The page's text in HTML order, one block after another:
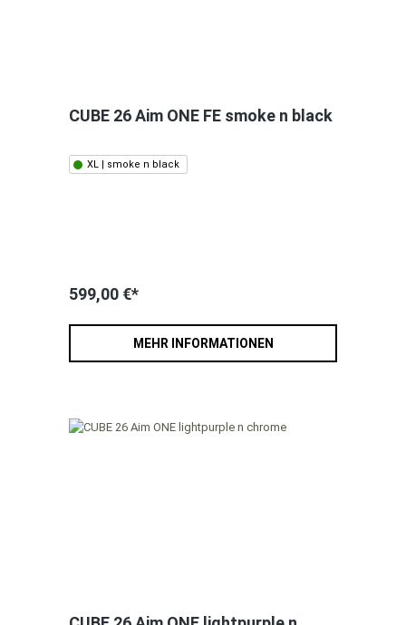
CUBE 26 Aim ONE FE smoke n black
XL | smoke n black
599,00 €*
MEHR INFORMATIONEN